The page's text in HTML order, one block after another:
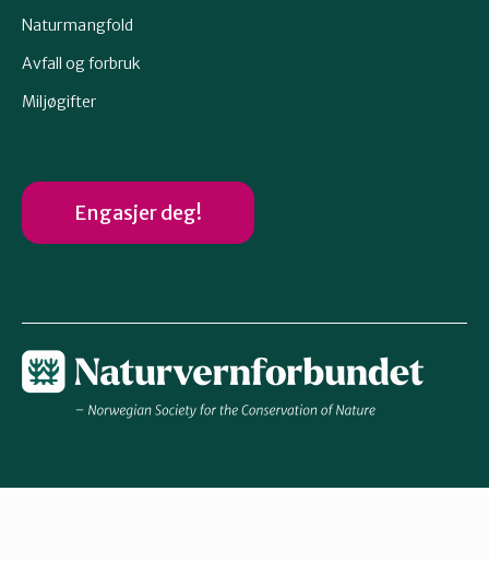
Naturmangfold
Avfall og forbruk
Miljøgifter
Engasjer deg!